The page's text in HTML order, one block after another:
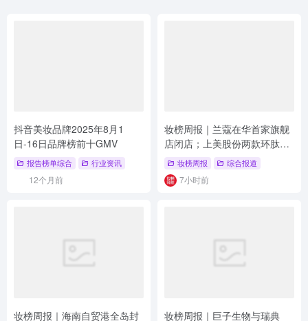
抖音美妆品牌2025年8月1
日-16日品牌榜前十GMV
报告榜单综合 行业资讯
12个月前
妆榜周报｜兰蔻在华首家旗舰
店闭店；上美股份两款环肽新
原料完成备案；东方甄选推出
首款自营唇釉
妆榜周报 综合报道
7小时前
妆榜周报｜海南自贸港全岛封
妆榜周报｜巨子生物与瑞典